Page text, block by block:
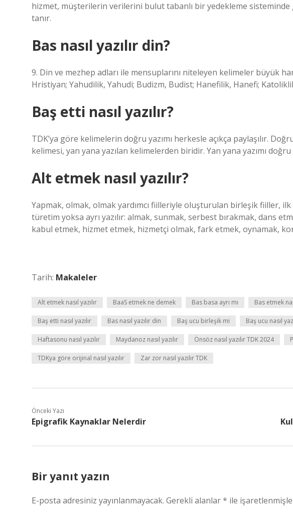
hizmet, müşterilerin verilerini bulut tabanlı bir yedekleme
tanır.
Bas nasıl yazılır din?
9. Din ve mezhep adları ile mensuplarını niteleyen kelimeler büyük
Hristiyan; Yahudilik, Yahudi; Budizm, Budist; Hanefilik, Hanefi;
Baş etti nasıl yazılır?
TDK’ya göre kelimelerin doğru yazımı herkesle açıkça paylaşılır.
kelimesi, yan yana yazılan kelimelerden biridir. Yan yana yazımı
Alt etmek nasıl yazılır?
Yapmak, olmak, olmak yardımcı fiilleriyle oluşturulan birleşik fiiller,
türetim yoksa ayrı yazılır: almak, sunmak, serbest bırakmak, dans
kabul etmek, hizmet etmek, hizmetçi olmak, fark etmek, oynamak,
Tarih: Makaleler
Alt etmek nasıl yazılır BaaS etmek ne demek Bas basa ayrı mı Bas etmek
Baş etti nasıl yazılır Bas nasıl yazılır din Baş ucu birleşik mi Baş ucu nasıl
Haftasonu nasıl yazılır Maydanoz nasıl yazılır Önsöz nasıl yazılır TDK 2024
TDKya göre orijinal nasıl yazılır Zar zor nasıl yazılır TDK
Önceki Yazı
Epigrafik Kaynaklar Nelerdir
Bir yanıt yazın
E-posta adresiniz yayınlanmayacak. Gerekli alanlar* ile